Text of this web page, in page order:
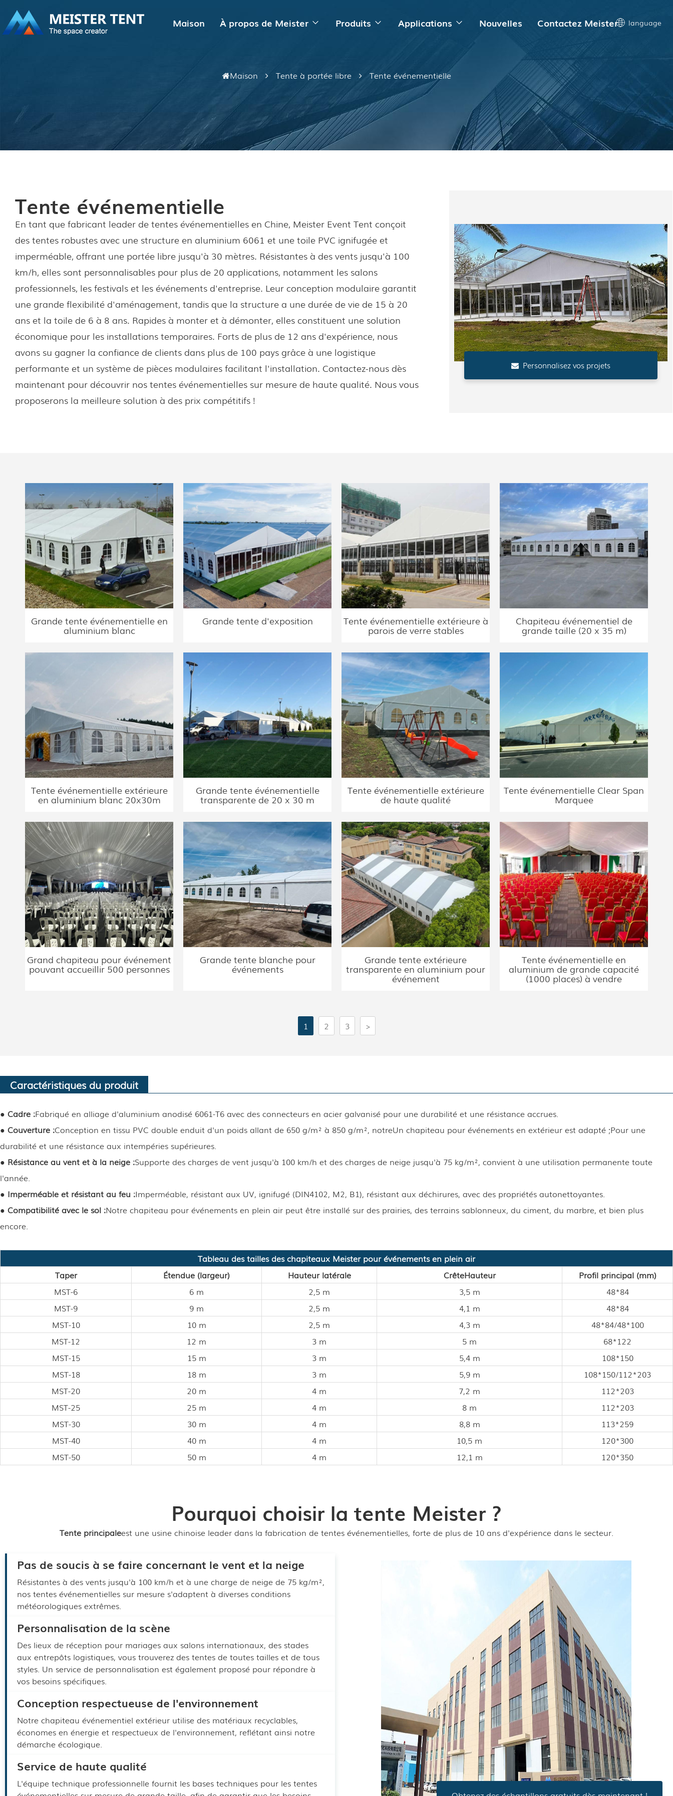
Maison À propos de Meister Produits Applications Nouvelles Contactez Meister language
Maison Tente à portée libre Tente événementielle
Tente événementielle
En tant que fabricant leader de tentes événementielles en Chine, Meister Event Tent conçoit
des tentes robustes avec une structure en aluminium 6061 et une toile PVC ignifugée et
imperméable, offrant une portée libre jusqu'à 30 mètres. Résistantes à des vents jusqu'à 100
km/h, elles sont personnalisables pour plus de 20 applications, notamment les salons
professionnels, les festivals et les événements d'entreprise. Leur conception modulaire garantit
une grande flexibilité d'aménagement, tandis que la structure a une durée de vie de 15 à 20
ans et la toile de 6 à 8 ans. Rapides à monter et à démonter, elles constituent une solution
économique pour les installations temporaires. Forts de plus de 12 ans d'expérience, nous
avons su gagner la confiance de clients dans plus de 100 pays grâce à une logistique
performante et un système de pièces modulaires facilitant l'installation. Contactez-nous dès
maintenant pour découvrir nos tentes événementielles sur mesure de haute qualité. Nous vous
proposerons la meilleure solution à des prix compétitifs !
Personnalisez vos projets
Grande tente événementielle en
aluminium blanc
Grande tente d'exposition Tente événementielle extérieure à
parois de verre stables
Chapiteau événementiel de
grande taille (20 x 35 m)
Tente événementielle extérieure
en aluminium blanc 20x30m
Grande tente événementielle
transparente de 20 x 30 m
Tente événementielle extérieure
de haute qualité
Tente événementielle Clear Span
Marquee
Grand chapiteau pour événement
pouvant accueillir 500 personnes
Grande tente blanche pour
événements
Grande tente extérieure
transparente en aluminium pour
événement
Tente événementielle en
aluminium de grande capacité
(1000 places) à vendre
1 2 3 >
Caractéristiques du produit
● Cadre :Fabriqué en alliage d'aluminium anodisé 6061-T6 avec des connecteurs en acier galvanisé pour une durabilité et une résistance accrues.
● Couverture :Conception en tissu PVC double enduit d'un poids allant de 650 g/m² à 850 g/m², notreUn chapiteau pour événements en extérieur est adapté ;Pour une
durabilité et une résistance aux intempéries supérieures.
● Résistance au vent et à la neige :Supporte des charges de vent jusqu'à 100 km/h et des charges de neige jusqu'à 75 kg/m², convient à une utilisation permanente toute
l'année.
● Imperméable et résistant au feu :Imperméable, résistant aux UV, ignifugé (DIN4102, M2, B1), résistant aux déchirures, avec des propriétés autonettoyantes.
● Compatibilité avec le sol :Notre chapiteau pour événements en plein air peut être installé sur des prairies, des terrains sablonneux, du ciment, du marbre, et bien plus
encore.
Tableau des tailles des chapiteaux Meister pour événements en plein air
Taper
Étendue (largeur) Hauteur latérale CrêteHauteur
Profil principal (mm)
MST-6
6 m 2,5 m 3,5 m
48*84
MST-9
9 m 2,5 m 4,1 m
48*84
MST-10
10 m 2,5 m 4,3 m
48*84/48*100
MST-12
12 m 3 m 5 m
68*122
MST-15
15 m 3 m 5,4 m
108*150
MST-18
18 m 3 m 5,9 m
108*150/112*203
MST-20
20 m 4 m 7,2 m
112*203
MST-25
25 m 4 m 8 m
112*203
MST-30
30 m 4 m 8,8 m
113*259
MST-40
40 m 4 m 10,5 m
120*300
MST-50
50 m 4 m 12,1 m 120*350
Pourquoi choisir la tente Meister ?
Tente principaleest une usine chinoise leader dans la fabrication de tentes événementielles, forte de plus de 10 ans d'expérience dans le secteur.
Pas de soucis à se faire concernant le vent et la neige
Résistantes à des vents jusqu'à 100 km/h et à une charge de neige de 75 kg/m²,
nos tentes événementielles sur mesure s'adaptent à diverses conditions
météorologiques extrêmes.
Personnalisation de la scène
Des lieux de réception pour mariages aux salons internationaux, des stades
aux entrepôts logistiques, vous trouverez des tentes de toutes tailles et de tous
styles. Un service de personnalisation est également proposé pour répondre à
vos besoins spécifiques.
Conception respectueuse de l'environnement
Notre chapiteau événementiel extérieur utilise des matériaux recyclables,
économes en énergie et respectueux de l'environnement, reflétant ainsi notre
démarche écologique.
Service de haute qualité
L'équipe technique professionnelle fournit les bases techniques pour les tentes